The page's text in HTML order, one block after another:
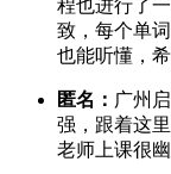
程也进行了
致，每个单
也能听懂，
匿名： 广州
强，跟着这
老师上课很